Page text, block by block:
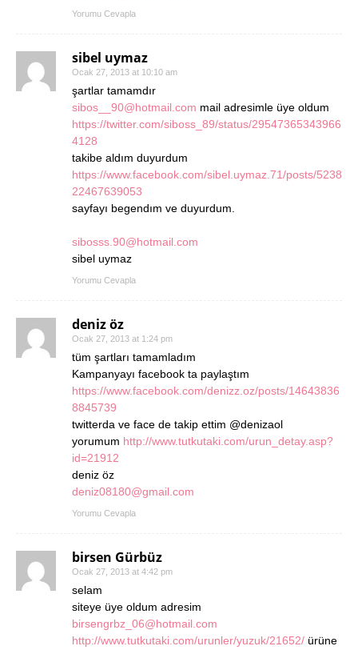
Yorumu Cevapla
sibel uymaz
Ocak 27, 2013 at 10:10 am
şartlar tamamdır
sibos__90@hotmail.com mail adresimle üye oldum
https://twitter.com/siboss_89/status/29547365343966
4128
takibe aldım duyurdum
https://www.facebook.com/sibel.uymaz.71/posts/5238
22467639053
sayfayı begendım ve duyurdum.
sibosss.90@hotmail.com
sibel uymaz
Yorumu Cevapla
deniz öz
Ocak 27, 2013 at 1:24 pm
tüm şartları tamamladım
Kampanyayı facebook ta paylaştım
https://www.facebook.com/denizz.oz/posts/14643836
8845739
twitterda ve face de takip ettim @denizaol
yorumum http://www.tutkutaki.com/urun_detay.asp?
id=21912
deniz öz
deniz08180@gmail.com
Yorumu Cevapla
birsen Gürbüz
Ocak 27, 2013 at 4:42 pm
selam
siteye üye oldum adresim
birsengrbz_06@hotmail.com
http://www.tutkutaki.com/urunler/yuzuk/21652/ ürüne